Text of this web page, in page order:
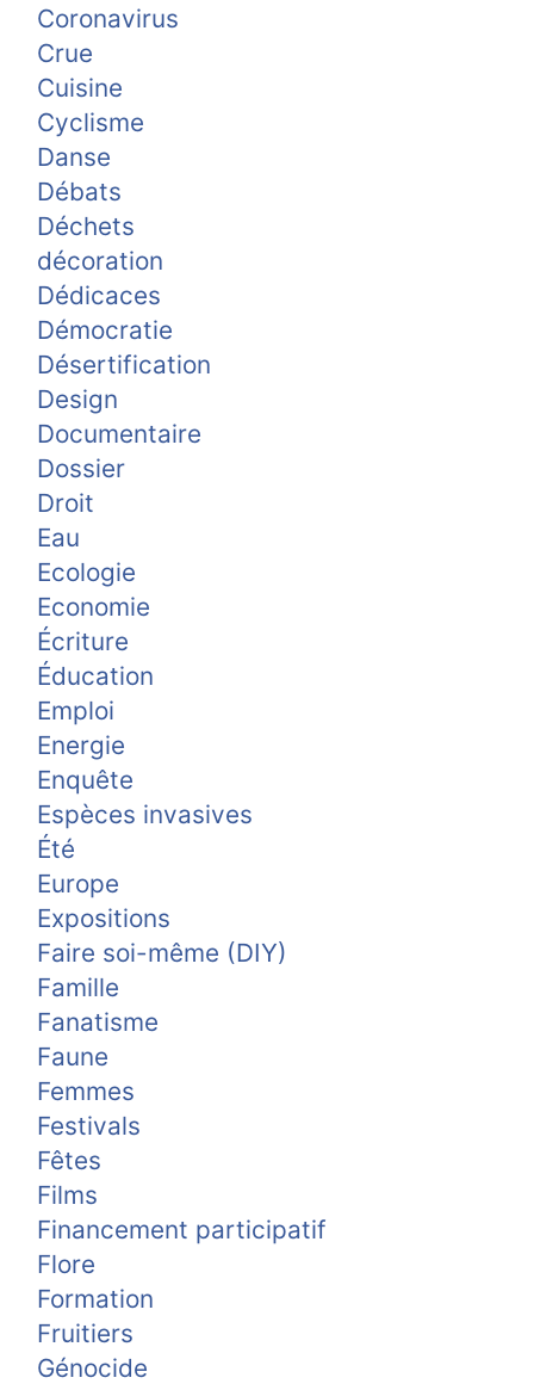
Coronavirus
Crue
Cuisine
Cyclisme
Danse
Débats
Déchets
décoration
Dédicaces
Démocratie
Désertification
Design
Documentaire
Dossier
Droit
Eau
Ecologie
Economie
Écriture
Éducation
Emploi
Energie
Enquête
Espèces invasives
Été
Europe
Expositions
Faire soi-même (DIY)
Famille
Fanatisme
Faune
Femmes
Festivals
Fêtes
Films
Financement participatif
Flore
Formation
Fruitiers
Génocide